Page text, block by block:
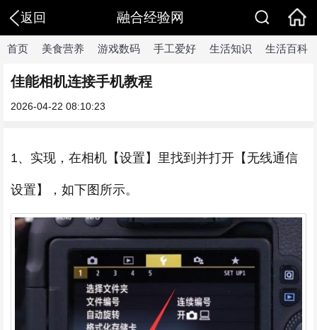
返回 融合经验网
首页 美食营养 游戏数码 手工爱好 生活知识 生活百科
佳能相机连接手机教程
2026-04-22 08:10:23
1、实现，在相机【设置】里找到并打开【无线通信
设置】，如下图所示。